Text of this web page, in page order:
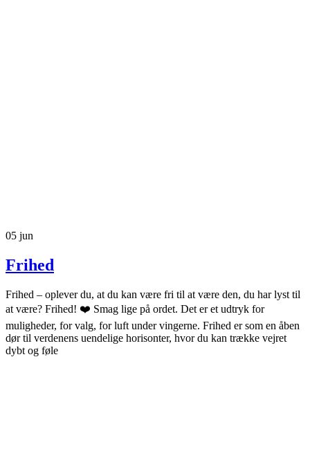
05 jun
Frihed
Frihed – oplever du, at du kan være fri til at være den, du har lyst til
at være? Frihed! ❤️ Smag lige på ordet. Det er et udtryk for
muligheder, for valg, for luft under vingerne. Frihed er som en åben
dør til verdenens uendelige horisonter, hvor du kan trække vejret
dybt og føle